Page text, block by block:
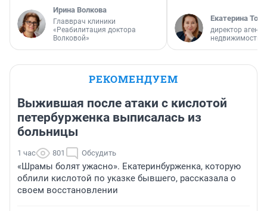
Ирина Волкова
Главврач клиники
«Реабилитация доктора
Волковой»
Екатерина
директор
недвижимости
РЕКОМЕНДУЕМ
Выжившая после атаки с кислотой
петербурженка выписалась из
больницы
1 час 801 Обсудить
«Шрамы болят ужасно». Екатеринбурженка, которую
облили кислотой по указке бывшего, рассказала о
своем восстановлении